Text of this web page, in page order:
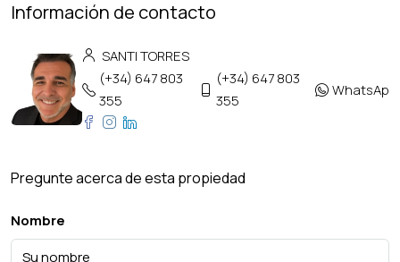
Información de contacto
SANTI TORRES
(+34) 647 803
355
(+34) 647 803
355
WhatsApp
Pregunte acerca de esta propiedad
Nombre